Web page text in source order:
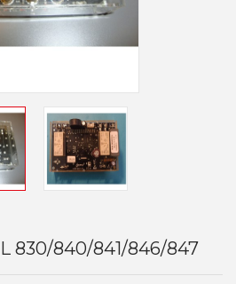
830/840/841/846/847